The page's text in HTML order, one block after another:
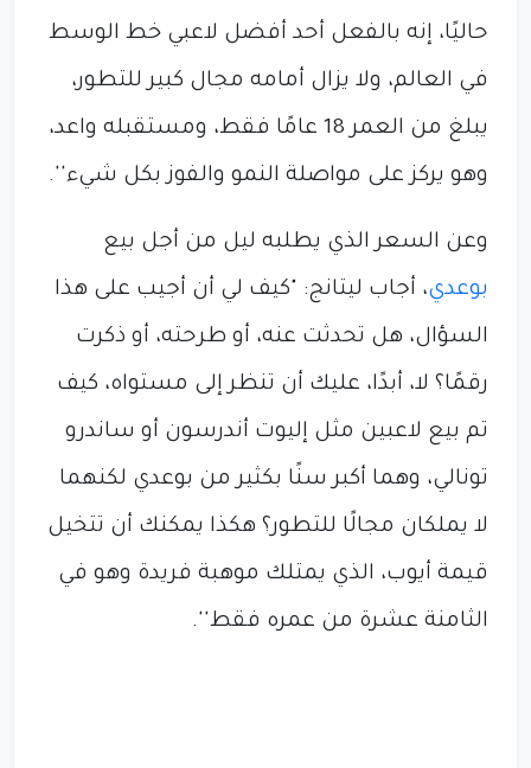
حاليًا، إنه بالفعل أحد أفضل لاعبي خط الوسط
في العالم، ولا يزال أمامه مجال كبير للتطور،
يبلغ من العمر 18 عامًا فقط، ومستقبله واعد،
وهو يركز على مواصلة النمو والفوز بكل شيء''.
وعن السعر الذي يطلبه ليل من أجل بيع
بوعدي، أجاب ليتانج: "كيف لي أن أجيب على هذا
السؤال، هل تحدثت عنه، أو طرحته، أو ذكرت
رقمًا؟ لا، أبدًا، عليك أن تنظر إلى مستواه، كيف
تم بيع لاعبين مثل إليوت أندرسون أو ساندرو
تونالي، وهما أكبر سنًا بكثير من بوعدي لكنهما
لا يملكان مجالًا للتطور؟ هكذا يمكنك أن تتخيل
قيمة أيوب، الذي يمتلك موهبة فريدة وهو في
الثامنة عشرة من عمره فقط''.